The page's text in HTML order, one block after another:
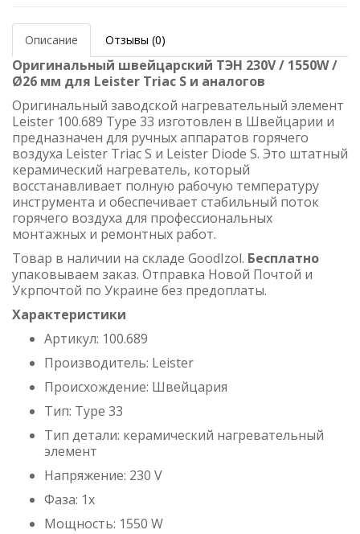
Описание Отзывы (0)
Оригинальный швейцарский ТЭН 230V / 1550W /
Ø26 мм для Leister Triac S и аналогов
Оригинальный заводской нагревательный элемент
Leister 100.689 Type 33 изготовлен в Швейцарии и
предназначен для ручных аппаратов горячего
воздуха Leister Triac S и Leister Diode S. Это штатный
керамический нагреватель, который
восстанавливает полную рабочую температуру
инструмента и обеспечивает стабильный поток
горячего воздуха для профессиональных
монтажных и ремонтных работ.
Товар в наличии на складе GoodIzol. Бесплатно
упаковываем заказ. Отправка Новой Почтой и
Укрпочтой по Украине без предоплаты.
Характеристики
Артикул: 100.689
Производитель: Leister
Происхождение: Швейцария
Тип: Type 33
Тип детали: керамический нагревательный
элемент
Напряжение: 230 V
Фаза: 1x
Мощность: 1550 W